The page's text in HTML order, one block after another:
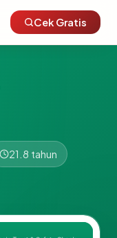
Cek Gratis
21.8 tahun